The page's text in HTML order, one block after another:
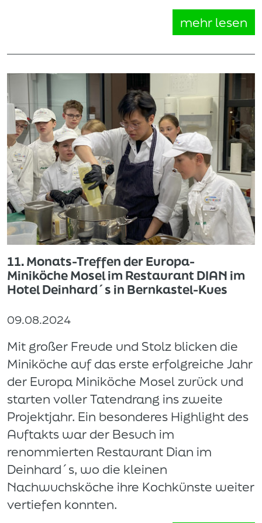
mehr lesen
11. Monats-Treffen der Europa-
Miniköche Mosel im Restaurant DIAN im
Hotel Deinhard´s in Bernkastel-Kues
09.08.2024
Mit großer Freude und Stolz blicken die
Miniköche auf das erste erfolgreiche Jahr
der Europa Miniköche Mosel zurück und
starten voller Tatendrang ins zweite
Projektjahr. Ein besonderes Highlight des
Auftakts war der Besuch im
renommierten Restaurant Dian im
Deinhard´s, wo die kleinen
Nachwuchsköche ihre Kochkünste weiter
vertiefen konnten.